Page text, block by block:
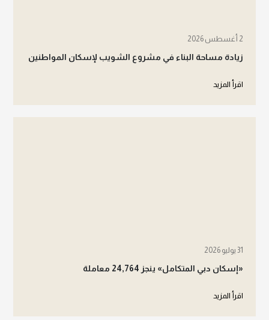
2 أغسطس 2026
زيادة مساحة البناء في مشروع الشويب لإسكان المواطنين
اقرأ المزيد
31 يوليو 2026
«إسكان دبي المتكامل» ينجز 24,764 معاملة
اقرأ المزيد